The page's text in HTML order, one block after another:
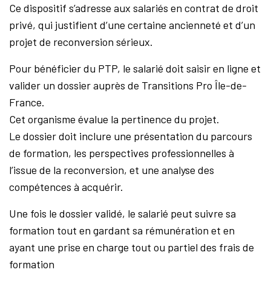
Ce dispositif s’adresse aux salariés en contrat de droit
privé, qui justifient d’une certaine ancienneté et d’un
projet de reconversion sérieux.
Pour bénéficier du PTP, le salarié doit saisir en ligne et
valider un dossier auprès de Transitions Pro Île-de-
France.
Cet organisme évalue la pertinence du projet.
Le dossier doit inclure une présentation du parcours
de formation, les perspectives professionnelles à
l’issue de la reconversion, et une analyse des
compétences à acquérir.
Une fois le dossier validé, le salarié peut suivre sa
formation tout en gardant sa rémunération et en
ayant une prise en charge tout ou partiel des frais de
formation